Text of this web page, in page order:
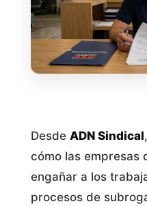
Desde ADN Sindical
cómo las empresas
engañar a los
procesos de